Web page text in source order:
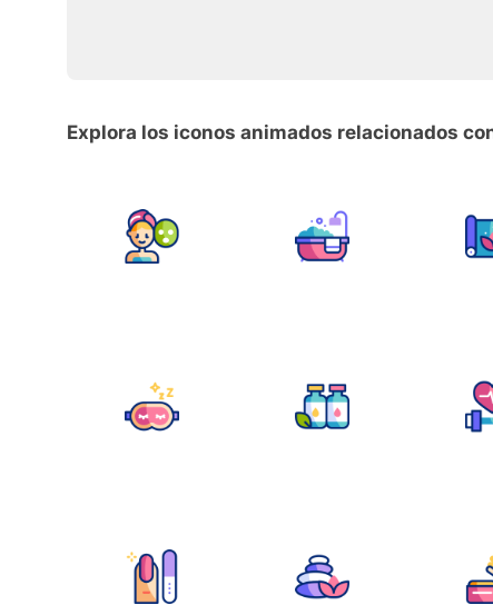
Explora los iconos animados relacionados